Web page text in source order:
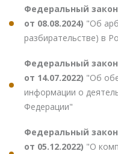
Федеральный закон
от 08.08.2024) "Об
разбирательстве) в
Федеральный закон
от 14.07.2022) "Об
информации о
Федерации"
Федеральный закон
от 05.12.2022) "О